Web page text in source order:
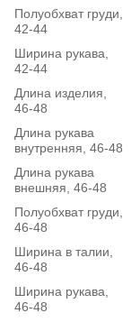
Полуобхват груди,
42-44
Ширина рукава,
42-44
Длина изделия,
46-48
Длина рукава
внутренняя, 46-48
Длина рукава
внешняя, 46-48
Полуобхват груди,
46-48
Ширина в талии,
46-48
Ширина рукава,
46-48